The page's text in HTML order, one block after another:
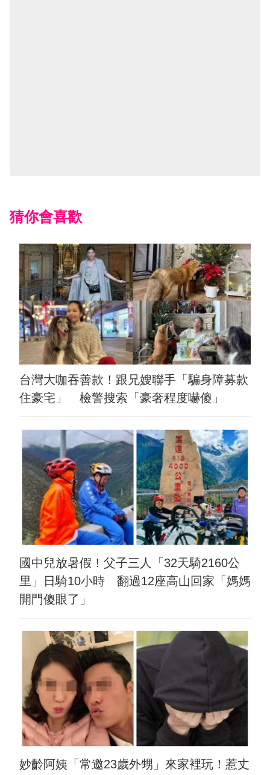
猜你會喜歡
台灣大咖吞善款！跟兄嫂聯手「騙身障募款
住豪宅」 檢警搜索「豪奢程度嚇傻」
國中兒放暑假！父子三人「32天騎2160公
里」日騎10小時 翻過12座高山回家「媽媽
開門傻眼了」
妙齡阿姨「常邀23歲外甥」來家裡玩！惹丈